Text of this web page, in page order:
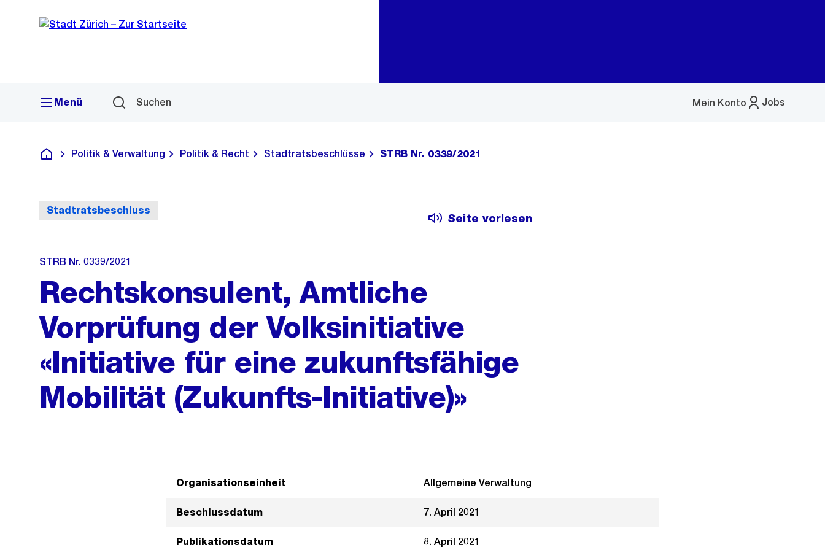
Navigation
Sprunglink
Menü Suchen Jobs
Mein Konto
Menü
Deutsch
Politik & Verwaltung Politik & Recht Stadtratsbeschlüsse STRB Nr. 0339/2021
Stadtratsbeschluss
Seite vorlesen
STRB Nr. 0339/2021
Rechtskonsulent, Amtliche
Vorprüfung der Volksinitiative
«Initiative für eine zukunftsfähige
Mobilität (Zukunfts-Initiative)»
Organisationseinheit Allgemeine Verwaltung
Beschlussdatum 7. April 2021
Publikationsdatum 8. April 2021